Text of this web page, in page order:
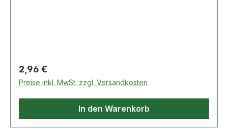
Regulärer Preis:
2,96 €
Preise inkl. MwSt. zzgl. Versandkosten
In den Warenkorb